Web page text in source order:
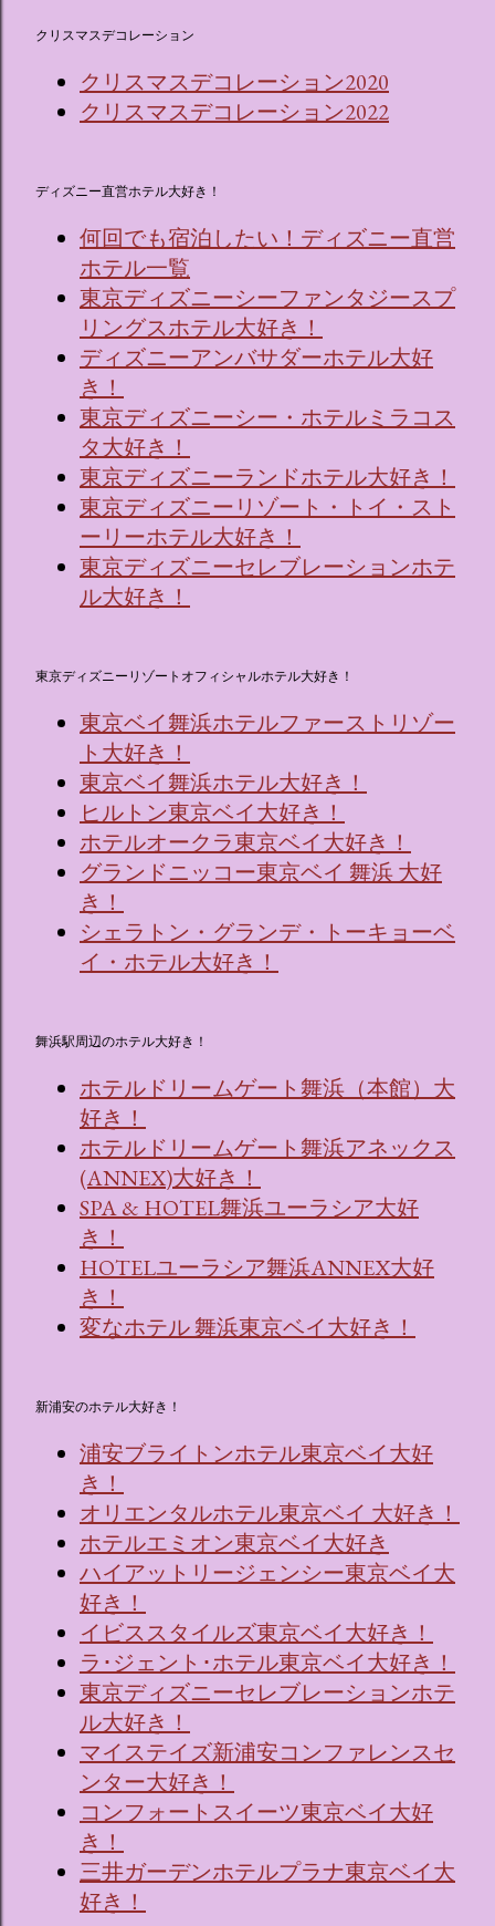
クリスマスデコレーション
クリスマスデコレーション2020
クリスマスデコレーション2022
ディズニー直営ホテル大好き！
何回でも宿泊したい！ディズニー直営
ホテル一覧
東京ディズニーシーファンタジースプ
リングスホテル大好き！
ディズニーアンバサダーホテル大好
き！
東京ディズニーシー・ホテルミラコス
タ大好き！
東京ディズニーランドホテル大好き！
東京ディズニーリゾート・トイ・スト
ーリーホテル大好き！
東京ディズニーセレブレーションホテ
ル大好き！
東京ディズニーリゾートオフィシャルホテル大好き！
東京ベイ舞浜ホテルファーストリゾー
ト大好き！
東京ベイ舞浜ホテル大好き！
ヒルトン東京ベイ大好き！
ホテルオークラ東京ベイ大好き！
グランドニッコー東京ベイ 舞浜 大好
き！
シェラトン・グランデ・トーキョーベ
イ・ホテル大好き！
舞浜駅周辺のホテル大好き！
ホテルドリームゲート舞浜（本館）大
好き！
ホテルドリームゲート舞浜アネックス
(ANNEX)大好き！
SPA & HOTEL舞浜ユーラシア大好
き！
HOTELユーラシア舞浜ANNEX大好
き！
変なホテル 舞浜東京ベイ大好き！
新浦安のホテル大好き！
浦安ブライトンホテル東京ベイ大好
き！
オリエンタルホテル東京ベイ 大好き！
ホテルエミオン東京ベイ大好き
ハイアットリージェンシー東京ベイ大
好き！
イビススタイルズ東京ベイ大好き！
ラ･ジェント･ホテル東京ベイ大好き！
東京ディズニーセレブレーションホテ
ル大好き！
マイステイズ新浦安コンファレンスセ
ンター大好き！
コンフォートスイーツ東京ベイ大好
き！
三井ガーデンホテルプラナ東京ベイ大
好き！